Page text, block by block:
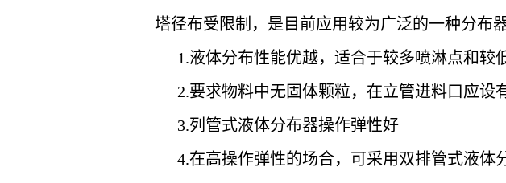
塔径布受限制，是目前应用较为广泛的一种分布
1.液体分布性能优越，适合于较多喷淋点和较
2.要求物料中无固体颗粒，在立管进料口应设
3.列管式液体分布器操作弹性好
4.在高操作弹性的场合，可采用双排管式液体